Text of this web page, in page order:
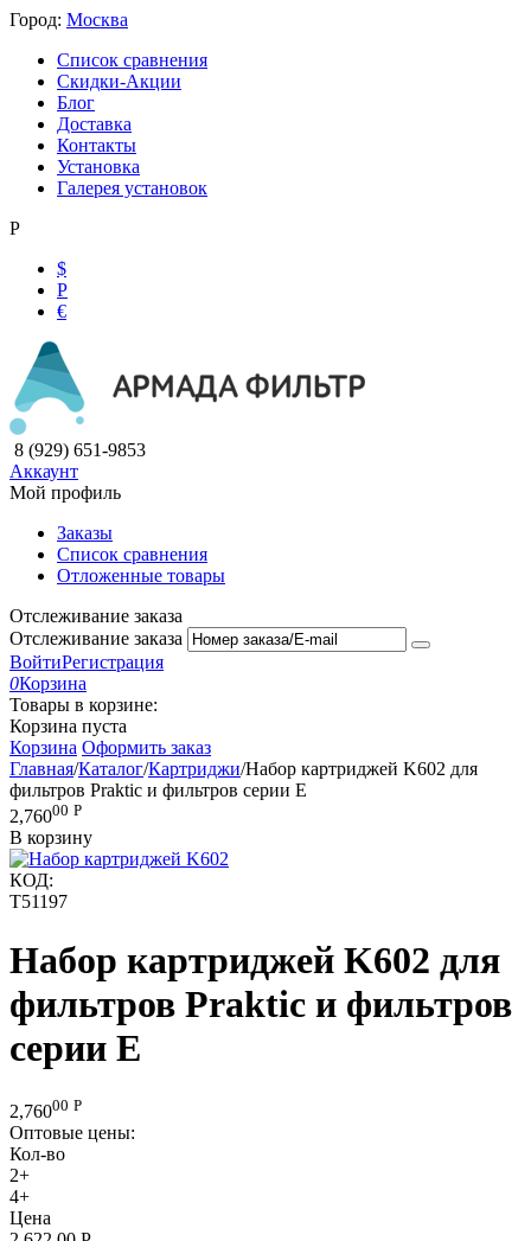
Город: Москва
Список сравнения
Скидки-Акции
Блог
Доставка
Контакты
Установка
Галерея установок
Р
$
Р
€
8 (929) 651-9853
Аккаунт
Мой профиль
Заказы
Список сравнения
Отложенные товары
Отслеживание заказа
Отслеживание заказа
ВойтиРегистрация
0Корзина
Товары в корзине:
Корзина пуста
Корзина Оформить заказ
Главная/Каталог/Картриджи/Набор картриджей K602 для
фильтров Praktic и фильтров серии E
2,76000 Р
В корзину
КОД:
T51197
Набор картриджей K602 для
фильтров Praktic и фильтров
серии E
2,76000 Р
Оптовые цены:
Кол-во
2+
4+
Цена